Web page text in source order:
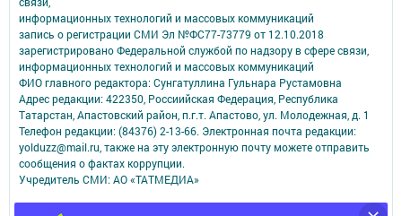
информационных технологий и массовых коммуникаций
запись о регистрации СМИ Эл №ФС77-73779 от 12.10.2018
зарегистрировано Федеральной службой по надзору в сфере связи,
информационных технологий и массовых коммуникаций
ФИО главного редактора: Сунгатуллина Гульнара Рустамовна
Адрес редакции: 422350, Россиийская Федерация, Республика
Татарстан, Апастовский район, п.г.т. Апастово, ул. Молодежная, д. 1
Телефон редакции: (84376) 2-13-66. Электронная почта редакции:
yolduzz@mail.ru, также на эту электронную почту можете отправить
сообщения о фактах коррупции.
Учредитель СМИ: АО «ТАТМЕДИА»
Антикоррупционная политика